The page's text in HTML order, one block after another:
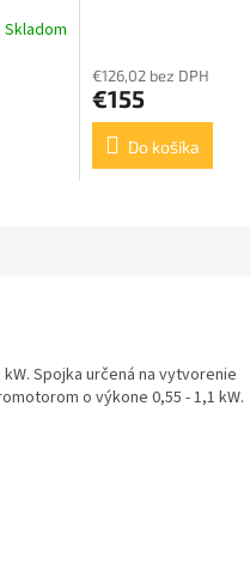
Skladom
€126,02 bez DPH
€155
Do košíka
Spojka určená na vytvorenie
o výkone 0,55 - 1,1 kW.